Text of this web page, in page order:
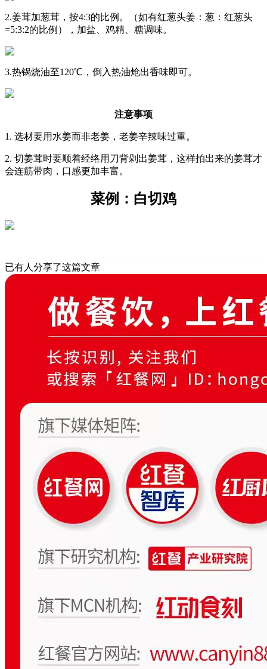
2.姜茸加葱茸，按4:3的比例。（如有红葱头姜：葱：红葱头
=5:3:2的比例），加盐、鸡精、糖调味。
3.热锅烧油至120℃，倒入热油炝出香味即可。
注意事项
1. 选材要用水姜而非老姜，老姜辛辣味过重。
2. 切姜茸时要顺着经络用刀背剁出姜茸，这样拍出来的姜茸才
会连筋带肉，口感更加丰富。
菜例：白切鸡
已有人分享了这篇文章